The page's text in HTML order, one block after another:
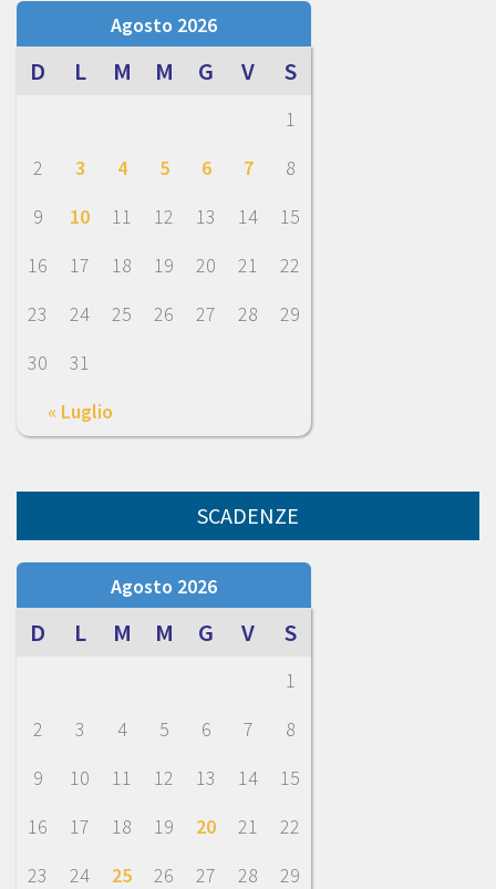
Agosto 2026
D L M M G V S
« Luglio
1
2
3 4 5 6 7
8
9
10 11 12 13 14
15
16
17 18 19 20 21
22
23
24 25 26 27 28
29
30
31
SCADENZE
Agosto 2026
D L M M G V S
1
2
3 4 5 6 7
8
9
10 11 12 13 14
15
16
17 18 19 20 21
22
23
24 25 26 27 28
29